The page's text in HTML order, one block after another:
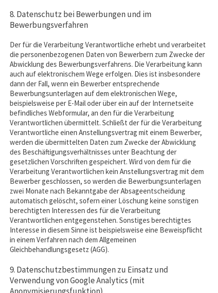
8. Datenschutz bei Bewerbungen und im
Bewerbungsverfahren
Der für die Verarbeitung Verantwortliche erhebt und verarbeitet
die personenbezogenen Daten von Bewerbern zum Zwecke der
Abwicklung des Bewerbungsverfahrens. Die Verarbeitung kann
auch auf elektronischem Wege erfolgen. Dies ist insbesondere
dann der Fall, wenn ein Bewerber entsprechende
Bewerbungsunterlagen auf dem elektronischen Wege,
beispielsweise per E-Mail oder über ein auf der Internetseite
befindliches Webformular, an den für die Verarbeitung
Verantwortlichen übermittelt. Schließt der für die Verarbeitung
Verantwortliche einen Anstellungsvertrag mit einem Bewerber,
werden die übermittelten Daten zum Zwecke der Abwicklung
des Beschäftigungsverhältnisses unter Beachtung der
gesetzlichen Vorschriften gespeichert. Wird von dem für die
Verarbeitung Verantwortlichen kein Anstellungsvertrag mit dem
Bewerber geschlossen, so werden die Bewerbungsunterlagen
zwei Monate nach Bekanntgabe der Absageentscheidung
automatisch gelöscht, sofern einer Löschung keine sonstigen
berechtigten Interessen des für die Verarbeitung
Verantwortlichen entgegenstehen. Sonstiges berechtigtes
Interesse in diesem Sinne ist beispielsweise eine Beweispflicht
in einem Verfahren nach dem Allgemeinen
Gleichbehandlungsgesetz (AGG).
9. Datenschutzbestimmungen zu Einsatz und
Verwendung von Google Analytics (mit